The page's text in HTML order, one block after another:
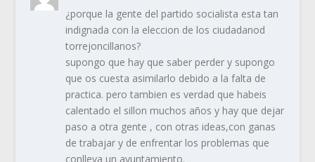
¿porque la gente del partido socialista esta tan
indignada con la eleccion de los ciudadanod
torrejoncillanos?
supongo que hay que saber perder y supongo
que os cuesta asimilarlo debido a la falta de
practica. pero tambien es verdad que habeis
calentado el sillon muchos años y hay que dejar
paso a otra gente , con otras ideas,con ganas
de trabajar y de enfrentar los problemas que
conlleva un ayuntamiento.